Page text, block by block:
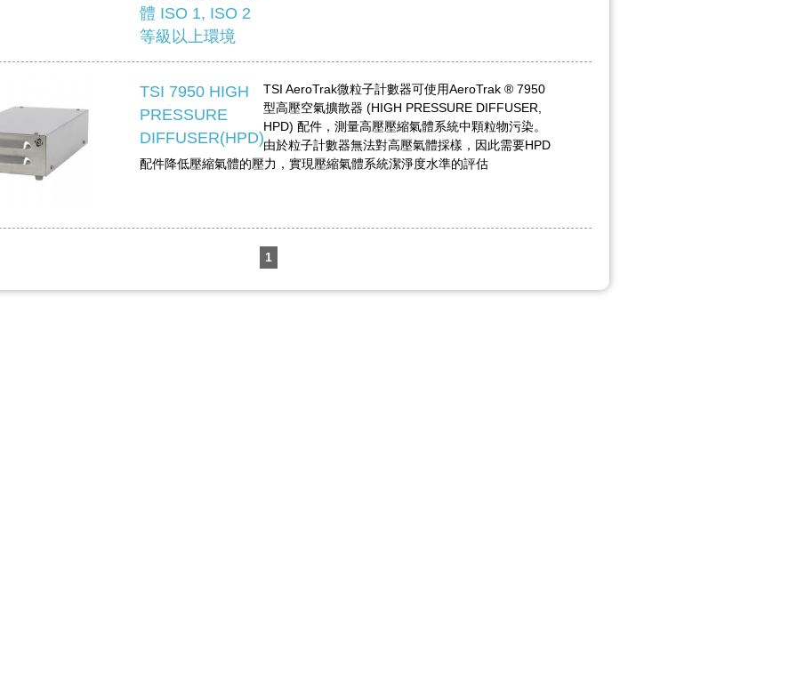
體 ISO 1, ISO 2
等級以上環境
TSI 7950 HIGH
PRESSURE
DIFFUSER(HPD)
TSI AeroTrak微粒子計數器可使用AeroTrak ® 7950
型高壓空氣擴散器 (HIGH PRESSURE DIFFUSER,
HPD) 配件，測量高壓壓縮氣體系統中顆粒物污染。
由於粒子計數器無法對高壓氣體採樣，因此需要HPD
配件降低壓縮氣體的壓力，實現壓縮氣體系統潔淨度水準的評估
1